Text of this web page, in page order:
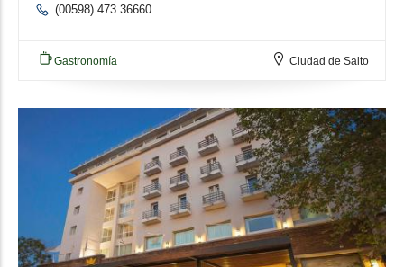
(00598) 473 36660
Gastronomía Ciudad de Salto